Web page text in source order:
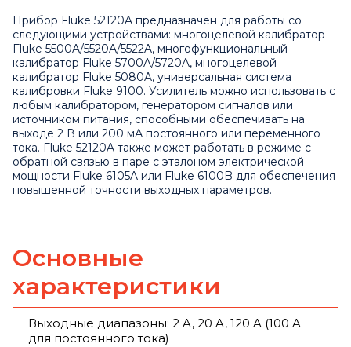
Прибор Fluke 52120A предназначен для работы со
следующими устройствами: многоцелевой калибратор
Fluke 5500A/5520A/5522A, многофункциональный
калибратор Fluke 5700A/5720A, многоцелевой
калибратор Fluke 5080A, универсальная система
калибровки Fluke 9100. Усилитель можно использовать с
любым калибратором, генератором сигналов или
источником питания, способными обеспечивать на
выходе 2 В или 200 мА постоянного или переменного
тока. Fluke 52120A также может работать в режиме с
обратной связью в паре с эталоном электрической
мощности Fluke 6105A или Fluke 6100B для обеспечения
повышенной точности выходных параметров.
Основные
характеристики
Выходные диапазоны: 2 A, 20 A, 120 A (100 A
для постоянного тока)